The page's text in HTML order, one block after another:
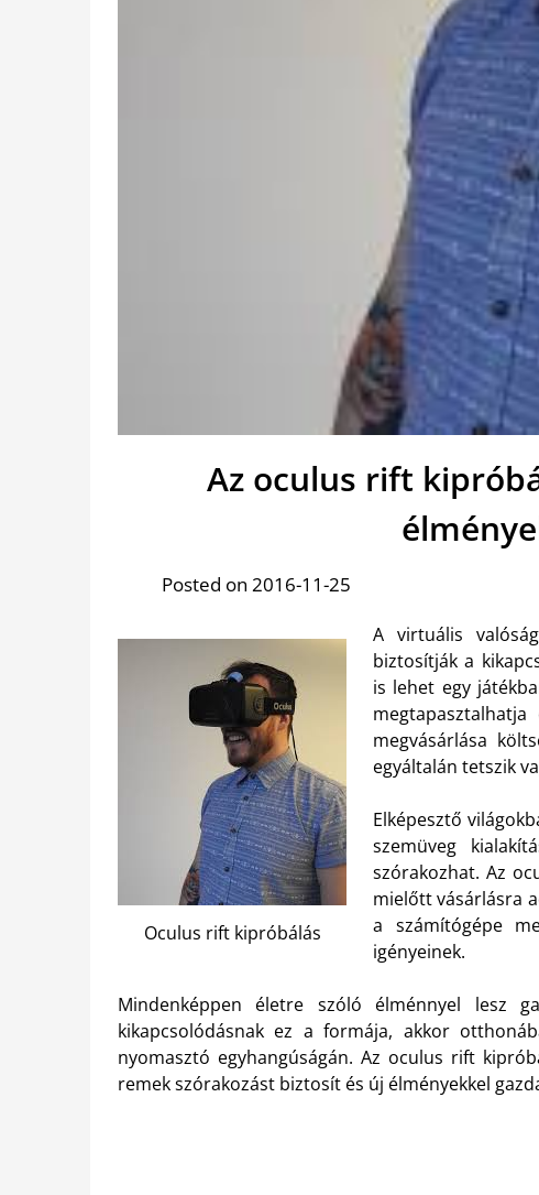
Az oculus rift
Posted on 2016-11-25
Oculus rift kipróbálás
A virtuális
biztosítják a
is lehet egy
megvásárlása
egyáltalán tetszik
Elképesztő
szemüveg
szórakozhat. Az
mielőtt vásárlásra
a számítógépe
igényeinek.
Mindenképpen életre szóló élménnyel lesz
kikapcsolódásnak ez a formája, akkor
nyomasztó egyhangúságán. Az oculus rift
remek szórakozást biztosít és új élményekkel